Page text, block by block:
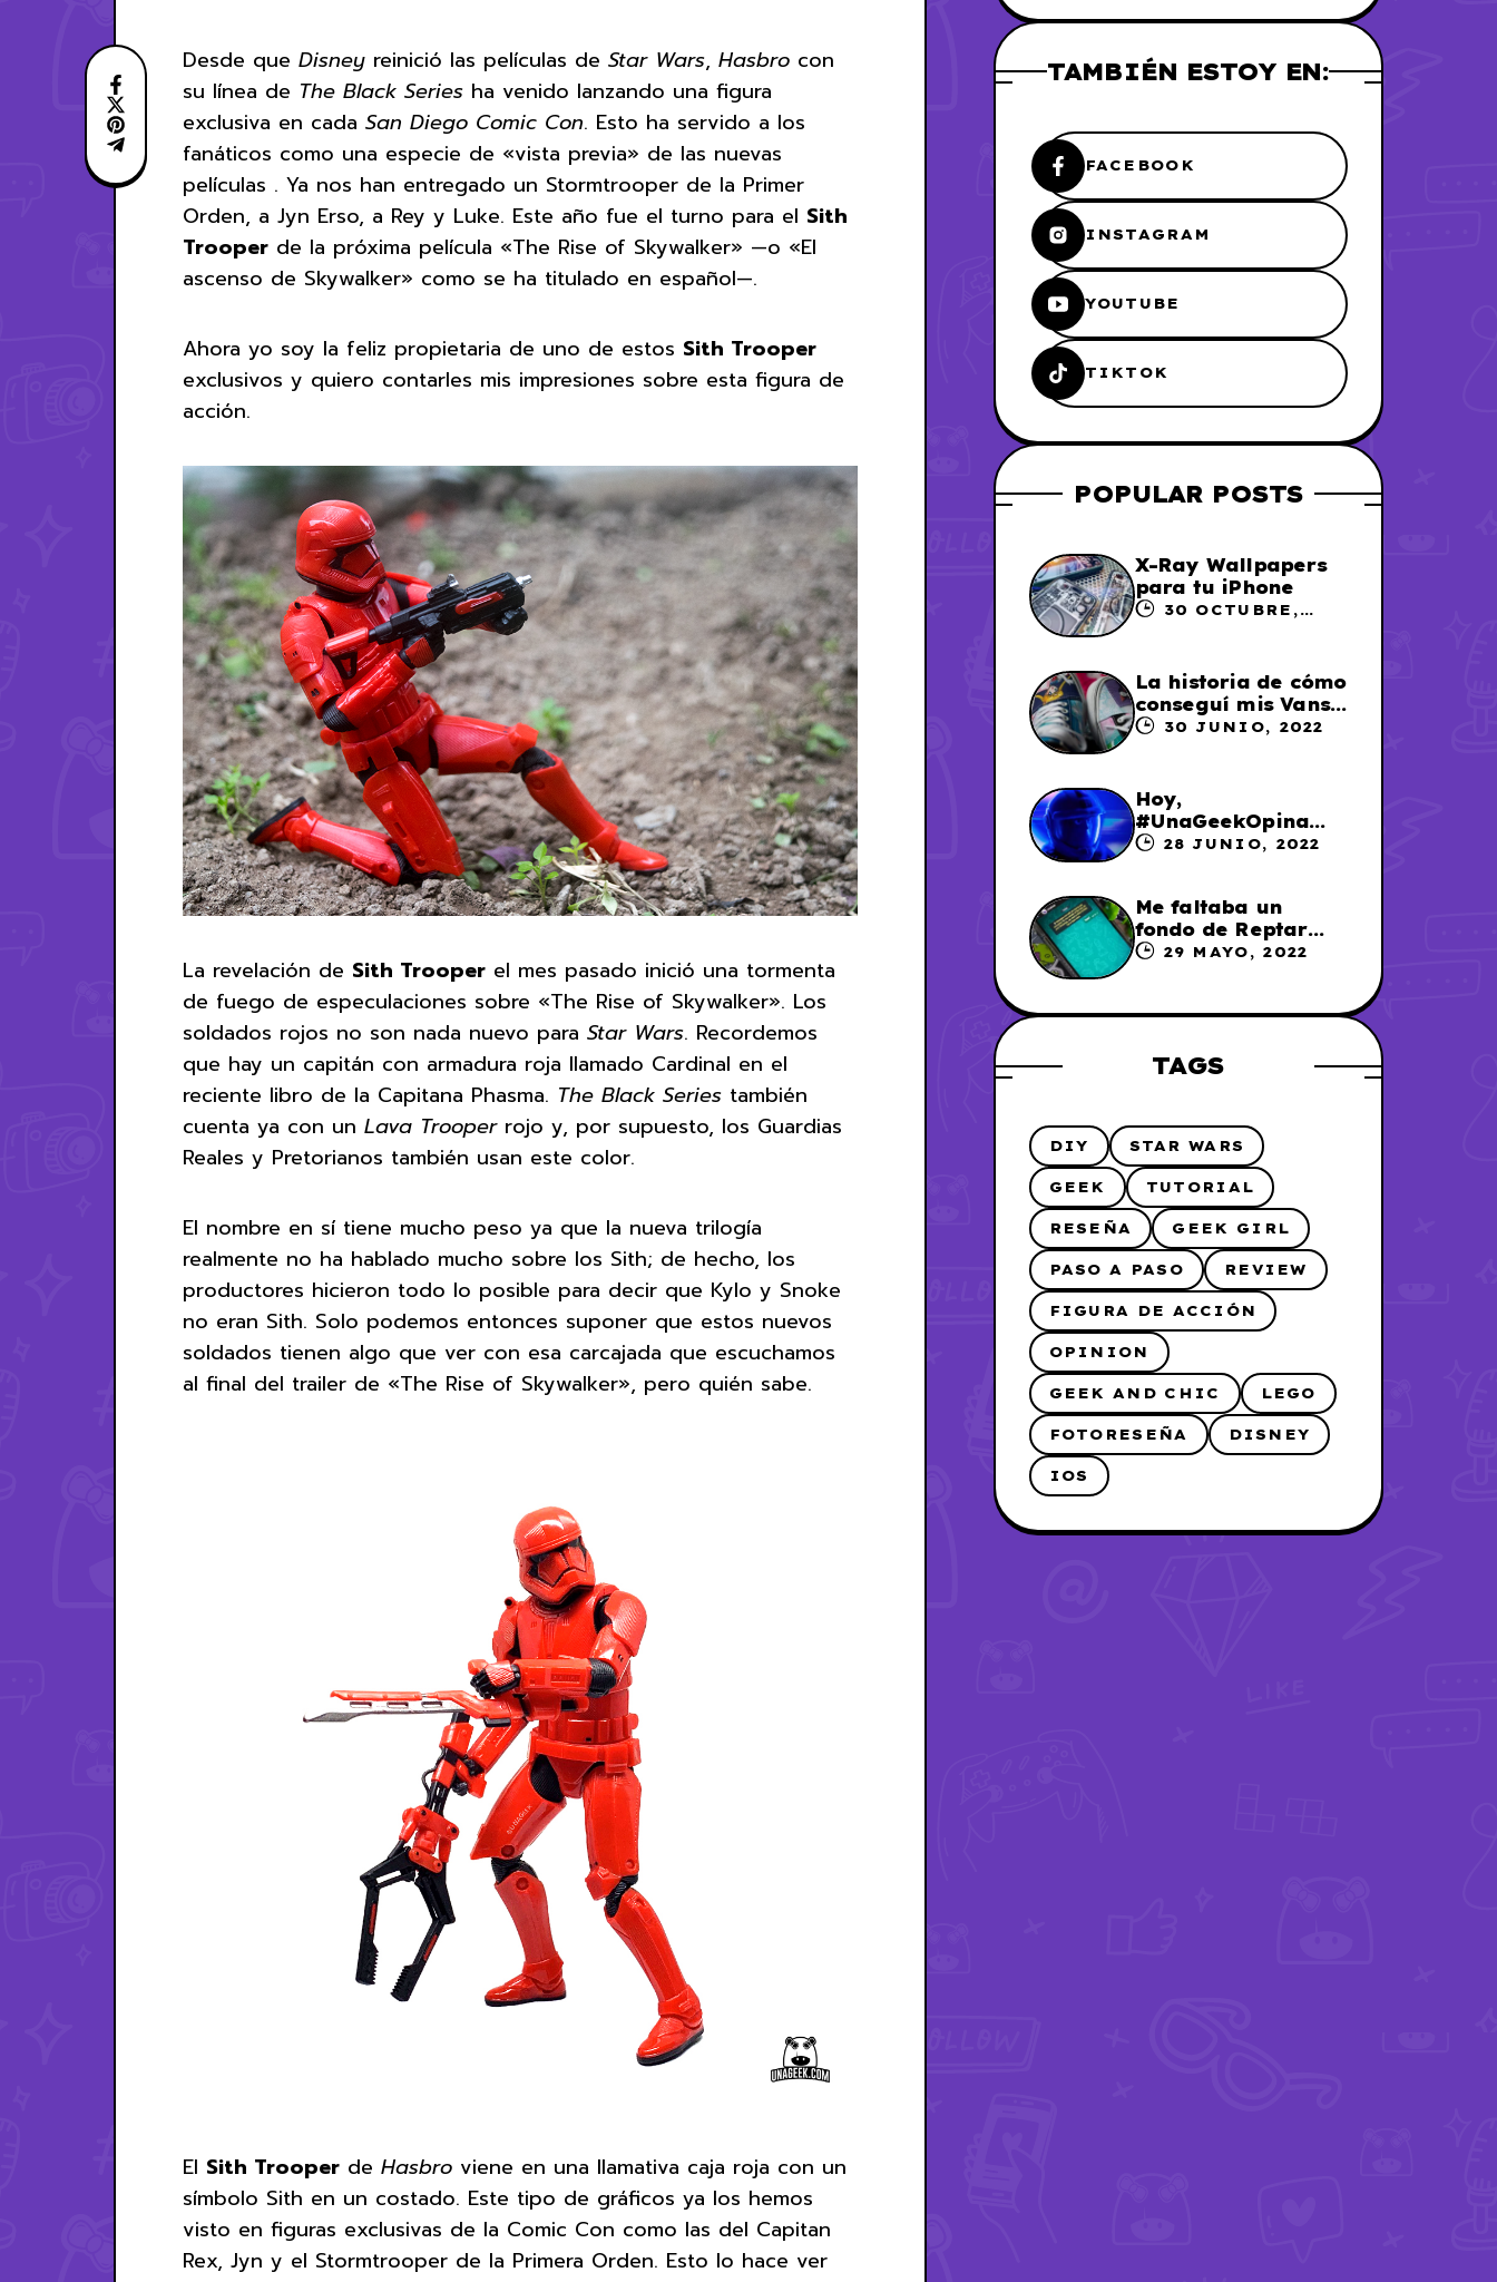
Desde que Disney reinició las películas de Star Wars, Hasbro con
su línea de The Black Series ha venido lanzando una figura
exclusiva en cada San Diego Comic Con. Esto ha servido a los
fanáticos como una especie de «vista previa» de las nuevas
películas . Ya nos han entregado un Stormtrooper de la Primer
Orden, a Jyn Erso, a Rey y Luke. Este año fue el turno para el Sith
Trooper de la próxima película «The Rise of Skywalker» —o «El
ascenso de Skywalker» como se ha titulado en español—.
Ahora yo soy la feliz propietaria de uno de estos Sith Trooper
exclusivos y quiero contarles mis impresiones sobre esta figura de
acción.
La revelación de Sith Trooper el mes pasado inició una tormenta
de fuego de especulaciones sobre «The Rise of Skywalker». Los
soldados rojos no son nada nuevo para Star Wars. Recordemos
que hay un capitán con armadura roja llamado Cardinal en el
reciente libro de la Capitana Phasma. The Black Series también
cuenta ya con un Lava Trooperrojo y, por supuesto, los Guardias
Reales y Pretorianos también usan este color.
El nombre en sí tiene mucho peso ya que la nueva trilogía
realmente no ha hablado mucho sobre los Sith; de hecho, los
productores hicieron todo lo posible para decir que Kylo y Snoke
no eran Sith. Solo podemos entonces suponer que estos nuevos
soldados tienen algo que ver con esa carcajada que escuchamos
al final del trailer de «The Rise of Skywalker», pero quién sabe.
El Sith Trooper de Hasbro viene en una llamativa caja roja con un
símbolo Sith en un costado. Este tipo de gráficos ya los hemos
visto en figuras exclusivas de la Comic Con como las del Capitan
Rex, Jyn y el Stormtrooper de la Primera Orden. Esto lo hace ver
TAMBIÉN ESTOY EN:
FACEBOOK
INSTAGRAM
YOUTUBE
TIKTOK
POPULAR POSTS
X-Ray Wallpapers
para tu iPhone
30 OCTUBRE,
La historia de cómo
conseguí mis Vans
X Sailor Moon
30 JUNIO, 2022
Hoy,
#UnaGeekOpina
sobre «Lightyear»
28 JUNIO, 2022
Me faltaba un
fondo de Reptar
para los chats en
29 MAYO, 2022
TAGS
DIY STAR WARS
GEEK TUTORIAL
RESEÑA GEEK GIRL
PASO A PASO REVIEW
FIGURA DE ACCIÓN
OPINION
GEEK AND CHIC LEGO
FOTORESEÑA DISNEY
IOS